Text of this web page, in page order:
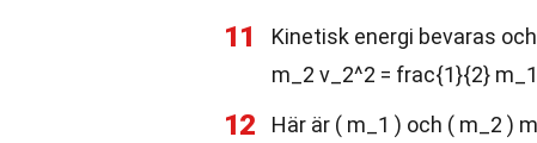
11
Kinetisk energi bevaras
m_2 v_2^2 = frac{1}{2}
12
Här är ( m_1 ) och ( m_2 )